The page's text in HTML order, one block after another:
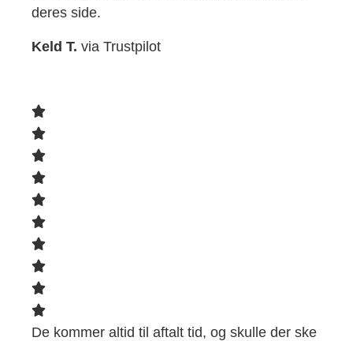
deres side.
Keld T. via Trustpilot
De kommer altid til aftalt tid, og skulle der ske